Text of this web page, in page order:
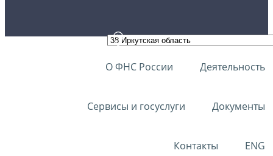
О ФНС России Деятельность
Сервисы и госуслуги Документы
Контакты ENG